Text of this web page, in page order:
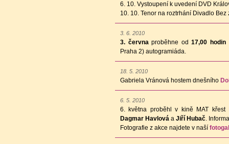
6. 10. Vystoupení k uvedení DVD
10. 10. Tenor na roztrhání Divadlo Bez
3. 6. 2010
3. červnaproběhne od17,00 hodin
Praha 2) autogramiáda.
18. 5. 2010
Gabriela Vránová hostem dnešního
6. 5. 2010
6. května proběhl v kině MAT
Dagmar Havlová a Jiří Hubač.
Fotografie z akce najdete v naší